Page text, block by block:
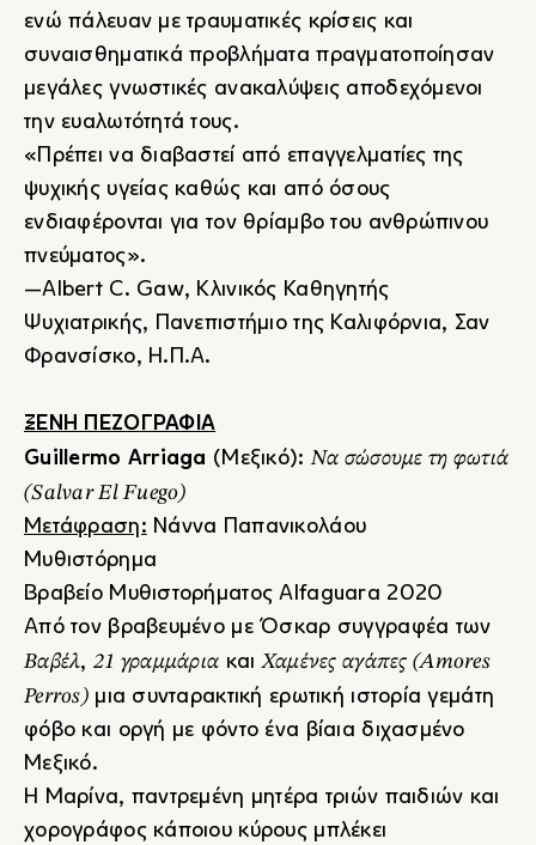
ενώ πάλευαν με τραυματικές κρίσεις και
συναισθηματικά προβλήματα πραγματοποίησαν
μεγάλες γνωστικές ανακαλύψεις αποδεχόμενοι
την ευαλωτότητά τους.
«Πρέπει να διαβαστεί από επαγγελματίες της
ψυχικής υγείας καθώς και από όσους
ενδιαφέρονται για τον θρίαμβο του ανθρώπινου
πνεύματος».
―Albert C. Gaw, Κλινικός Καθηγητής
Ψυχιατρικής, Πανεπιστήμιο της Καλιφόρνια, Σαν
Φρανσίσκο, Η.Π.Α.
ΞΕΝΗ ΠΕΖΟΓΡΑΦΙΑ
Guillermo Arriaga (Μεξικό):Να σώσουμε τη φωτιά
(Salvar El Fuego)
Μετάφραση: Νάννα Παπανικολάου
Μυθιστόρημα
Βραβείο Μυθιστορήματος Alfaguara 2020
Από τον βραβευμένο με Όσκαρ συγγραφέα των
Βαβέλ, 21 γραμμάρια καιΧαμένες αγάπες (Amores
Perros)μια συνταρακτική ερωτική ιστορία γεμάτη
φόβο και οργή με φόντο ένα βίαια διχασμένο
Μεξικό.
Η Μαρίνα, παντρεμένη μητέρα τριών παιδιών και
χορογράφος κάποιου κύρους μπλέκει